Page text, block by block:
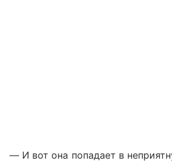
— И вот она попадает в